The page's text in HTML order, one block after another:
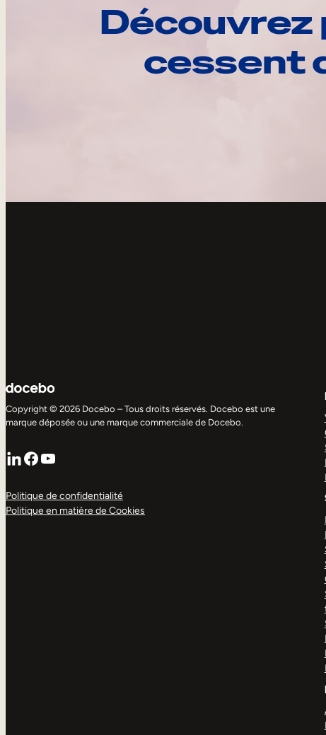
Découvrez
cessent
Copyright © 2026 Docebo – Tous droits réservés. Docebo est une
marque déposée ou une marque commerciale de Docebo.
LinkedIn
Facebook
YouTube
Politique de confidentialité
Politique en matière de Cookies